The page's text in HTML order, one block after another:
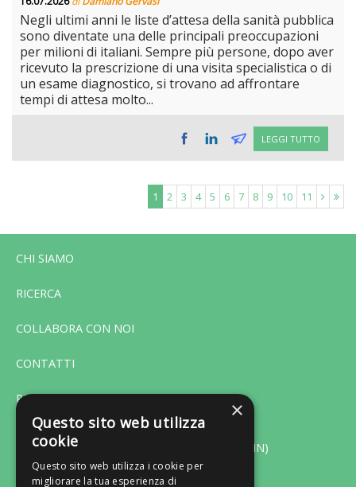
Negli ultimi anni le liste d’attesa della sanità pubblica
sono diventate una delle principali preoccupazioni
per milioni di italiani. Sempre più persone, dopo aver
ricevuto la prescrizione di una visita specialistica o di
un esame diagnostico, si trovano ad affrontare
tempi di attesa molto...
LEGGI TUTTO
1 2 3 4 5 6 7 8 9 10 11
CHI SIAMO
RICERCA
COLLABORA CON NOI
CONTATTI
PRIVACY
Via F. Bonfiglio 33 - 46042 Castel Goffredo (MN)
Tel. 0376-775130 - Fax 0376-770151
×
Questo sito web utilizza
cookie
Questo sito web utilizza i cookie per
migliorare la tua esperienza di